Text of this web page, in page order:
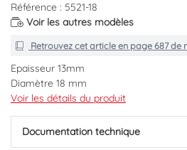
Référence : 5521-18
Voir les autres modèles
Retrouvez cet article en page 687de
Epaisseur 13mm
Diamètre 18 mm
Longueur 2 mètres
Conditionnement : 118m/carton.
Code EAN : 3660374907465
Voir les détails du produit
Documentation technique